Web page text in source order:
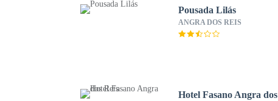
Pousada Lilás
ANGRA DOS REIS
Hotel Fasano Angra dos